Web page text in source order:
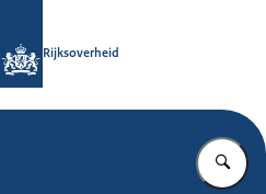
Rijksoverheid